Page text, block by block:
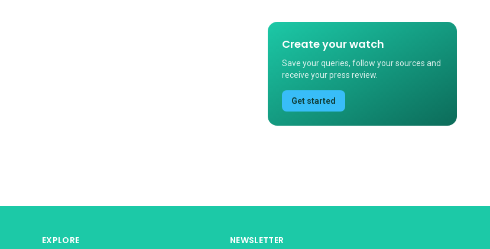
Create your watch
Save your queries, follow your sources and
receive your press review.
Get started
EXPLORE NEWSLETTER